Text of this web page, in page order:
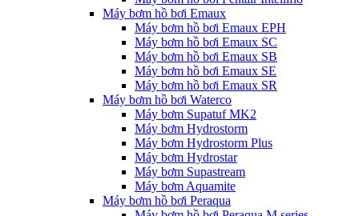
Máy bơm hồ bơi Emaux
Máy bơm hồ bơi Emaux EPH
Máy bơm hồ bơi Emaux SC
Máy bơm hồ bơi Emaux SB
Máy bơm hồ bơi Emaux SE
Máy bơm hồ bơi Emaux SR
Máy bơm hồ bơi Waterco
Máy bơm Supatuf MK2
Máy bơm Hydrostorm
Máy bơm Hydrostorm Plus
Máy bơm Hydrostar
Máy bơm Supastream
Máy bơm Aquamite
Máy bơm hồ bơi Peraqua